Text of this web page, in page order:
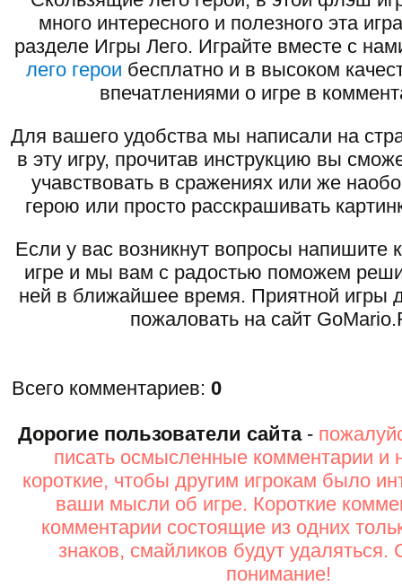
много интересного и полезного эта
разделе Игры Лего. Играйте вместе с
лего герои бесплатно и в высоком
впечатлениями о игре в
Для вашего удобства мы написали на
в эту игру, прочитав инструкцию вы
учавствовать в сражениях или же
герою или просто расскрашивать
Если у вас возникнут вопросы напишите
игре и мы вам с радостью поможем
ней в ближайшее время. Приятной игры
пожаловать на сайт
Всего комментариев: 0
Дорогие пользователи сайта-
писать осмысленные комментарии и
короткие, чтобы другим игрокам было
ваши мысли об игре. Короткие
комментарии состоящие из одних
знаков, смайликов будут удаляться.
понимание!